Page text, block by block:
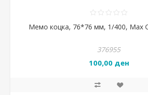
Мемо коцка, 76*76 мм, 1/400, Max
376955
100,00 ден